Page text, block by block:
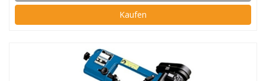
Kaufen